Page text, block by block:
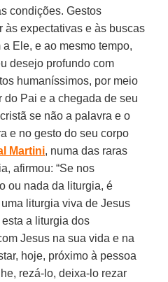
condições. Gestos
às expectativas e às buscas
Ele, e ao mesmo tempo,
desejo profundo com
humaníssimos, por meio
do Pai e a chegada de seu
se não a palavra e o
e no gesto do seu corpo
Martini, numa das raras
afirmou: “Se nos
ou nada da liturgia, é
liturgia viva de Jesus
a liturgia dos
Jesus na sua vida e na
hoje, próximo à pessoa
rezá-lo, deixa-lo rezar